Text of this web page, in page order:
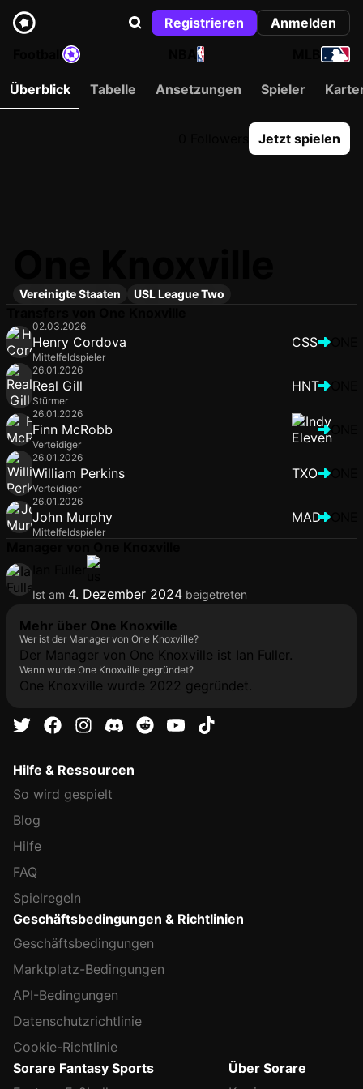
Registrieren
Anmelden
NBA
Überblick Tabelle Ansetzungen Spieler
Jetzt spielen
Vereinigte Staaten USL League Two
02.03.2026
Henry Cordova
Mittelfeldspieler
CSS
26.01.2026
Real Gill
Stürmer
HNT
26.01.2026
Finn McRobb
Verteidiger
26.01.2026
William Perkins
Verteidiger
TXO
26.01.2026
John Murphy
Mittelfeldspieler
MAD
Ist am 4. Dezember 2024 beigetreten
Mehr über One Knoxville
Wer ist der Manager von One Knoxville?
Der Manager von One Knoxville ist Ian Fuller.
Wann wurde One Knoxville gegründet?
One Knoxville wurde 2022 gegründet.
Hilfe & Ressourcen
So wird gespielt
Blog
Hilfe
FAQ
Spielregeln
Geschäftsbedingungen & Richtlinien
Geschäftsbedingungen
Marktplatz-Bedingungen
API-Bedingungen
Datenschutzrichtlinie
Cookie-Richtlinie
Sorare Fantasy Sports
Über Sorare